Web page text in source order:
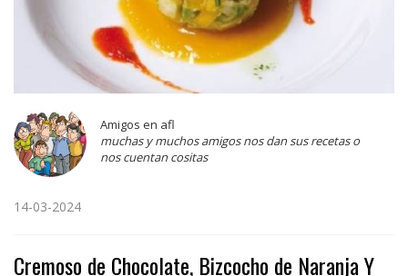
Amigos en afl
muchas y muchos amigos nos dan sus recetas o
nos cuentan cositas
14-03-2024
Cremoso de Chocolate, Bizcocho de Naranja Y